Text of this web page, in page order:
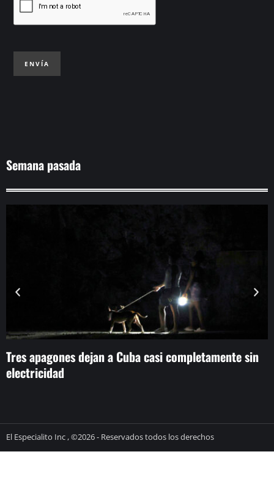
ENVÍA
Semana pasada
Tres apagones dejan a Cuba casi completamente sin
electricidad
El Especialito Inc , ©2026 - Reservados todos los derechos